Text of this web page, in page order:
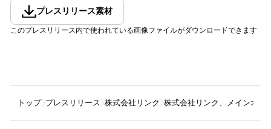
プレスリリース素材
このプレスリリース内で使われている画像ファイルがダウンロードできます
トップ プレスリリース 株式会社リンク 株式会社リンク、メインオフ